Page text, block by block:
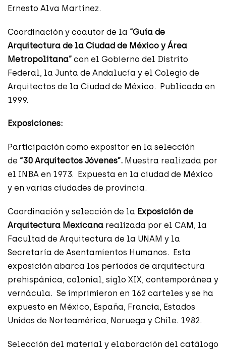
Ernesto Alva Martínez.
Coordinación y coautor de la “Guía de
Arquitectura de la Ciudad de México y Área
Metropolitana” con el Gobierno del Distrito
Federal, la Junta de Andalucía y el Colegio de
Arquitectos de la Ciudad de México. Publicada en
1999.
Exposiciones:
Participación como expositor en la selección
de “30 Arquitectos Jóvenes”. Muestra realizada por
el INBA en 1973. Expuesta en la ciudad de México
y en varias ciudades de provincia.
Coordinación y selección de la Exposición de
Arquitectura Mexicana realizada por el CAM, la
Facultad de Arquitectura de la UNAM y la
Secretaría de Asentamientos Humanos. Esta
exposición abarca los períodos de arquitectura
prehispánica, colonial, siglo XIX, contemporánea y
vernácula. Se imprimieron en 162 carteles y se ha
expuesto en México, España, Francia, Estados
Unidos de Norteamérica, Noruega y Chile. 1982.
Selección del material y elaboración del catálogo